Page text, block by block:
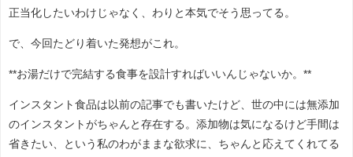
正当化したいわけじゃなく、わりと本気でそう思ってる。
で、今回たどり着いた発想がこれ。
**お湯だけで完結する食事を設計すればいいんじゃないか。**
インスタント食品は以前の記事でも書いたけど、世の中には無添加
のインスタントがちゃんと存在する。添加物は気になるけど手間は
省きたい、という私のわがままな欲求に、ちゃんと応えてくれてる